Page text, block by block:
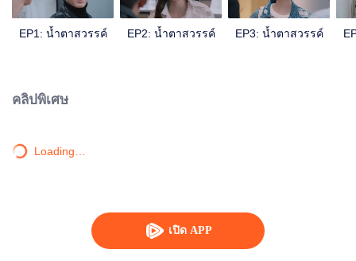
เปิด APP
EP1: น้ำตาสวรรค์ EP2: น้ำตาสวรรค์ EP3: น้ำตาสวรรค์
คลิปพิเศษ
Loading…